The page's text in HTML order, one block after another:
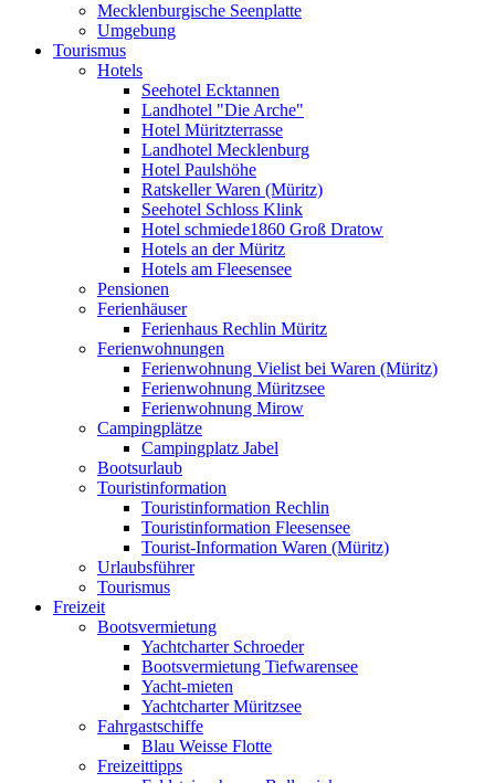
Mecklenburgische Seenplatte
Umgebung
Tourismus
Hotels
Seehotel Ecktannen
Landhotel "Die Arche"
Hotel Müritzterrasse
Landhotel Mecklenburg
Hotel Paulshöhe
Ratskeller Waren (Müritz)
Seehotel Schloss Klink
Hotel schmiede1860 Groß Dratow
Hotels an der Müritz
Hotels am Fleesensee
Pensionen
Ferienhäuser
Ferienhaus Rechlin Müritz
Ferienwohnungen
Ferienwohnung Vielist bei Waren (Müritz)
Ferienwohnung Müritzsee
Ferienwohnung Mirow
Campingplätze
Campingplatz Jabel
Bootsurlaub
Touristinformation
Touristinformation Rechlin
Touristinformation Fleesensee
Tourist-Information Waren (Müritz)
Urlaubsführer
Tourismus
Freizeit
Bootsvermietung
Yachtcharter Schroeder
Bootsvermietung Tiefwarensee
Yacht-mieten
Yachtcharter Müritzsee
Fahrgastschiffe
Blau Weisse Flotte
Freizeittipps